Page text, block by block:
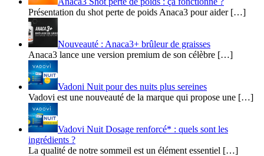
Présentation du shot perte de poids Anaca3 pour aider […]
Nouveauté : Anaca3+ brûleur de graisses
Anaca3 lance une version premium de son célèbre […]
Vadoni Nuit pour des nuits plus sereines
Vadovi est une nouveauté de la marque qui propose une […]
Vadovi Nuit Dosage renforcé* : quels sont les
ingrédients ?
La qualité de notre sommeil est un élément essentiel […]